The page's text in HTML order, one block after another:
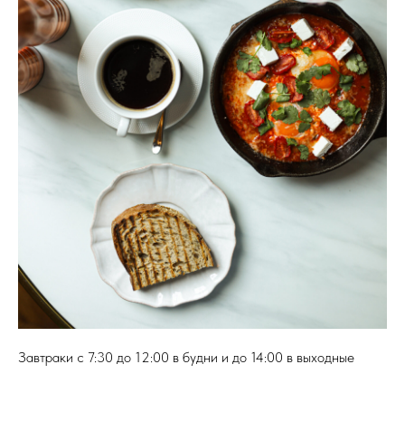
Завтраки c 7:30 до 12:00 в будни и до 14:00 в выходные